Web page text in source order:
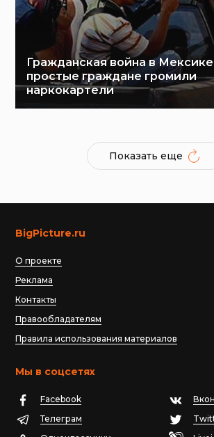
Гражданская война в
простые граждане громили
наркокартели
Показать еще
BigPicture.ru
О проекте
Реклама
Контакты
Правообладателям
Правила использования материалов
Мы в соцсетях
Facebook
Телеграм